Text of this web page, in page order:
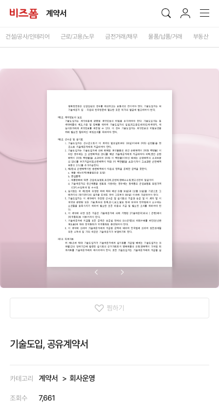
계약서
건설/공사/인테리어 근로/고용/노무 금전거래/채무 물품/납품/거래 부동산
찜하기
기술도입, 공유계약서
카테고리 계약서 회사운영
조회수 7,661